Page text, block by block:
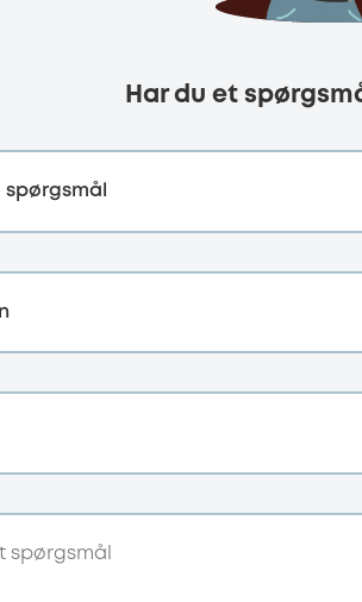
Har du et
spørgsmål